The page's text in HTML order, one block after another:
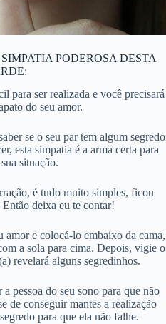
PODEROSA DESTA
para ser realizada e você precisará
do seu amor.
se o seu par tem algum segredo
esta simpatia é a arma certa para
situação.
é tudo muito simples, ficou
deixa eu te contar!
amor e colocá-lo embaixo da cama,
a sola para cima. Depois, vigie o
revelará alguns segredinhos.
pessoa do seu sono para que não
de conseguir mantes a realização
para que ela não falhe.